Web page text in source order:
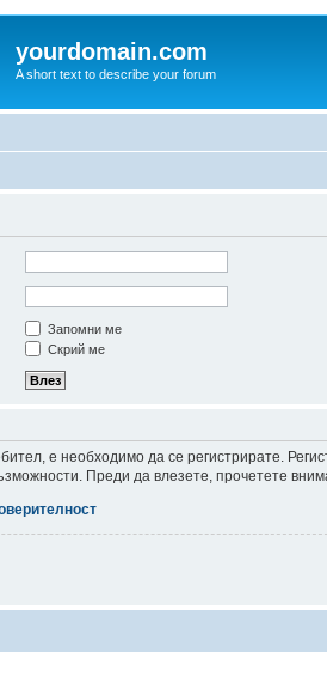
yourdomain.com
A short text to describe your forum
Запомни ме
Скрий ме
е необходимо да се регистрирате.
Преди да влезете, прочетете